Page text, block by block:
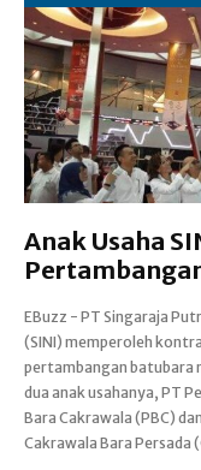
Anak Usaha
EBuzz - PT Singaraja
(SINI) memperoleh
pertambangan batubara
dua anak usahanya, PT
Bara Cakrawala (PBC)
Cakrawala Bara Persada
Kedua entitas
menandatangani
Pertambangan Batubara
PT Petrosea Tbk
Berdasarkan